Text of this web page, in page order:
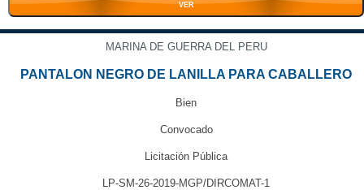
VER
MARINA DE GUERRA DEL PERU
PANTALON NEGRO DE LANILLA PARA CABALLERO
Bien
Convocado
Licitación Pública
LP-SM-26-2019-MGP/DIRCOMAT-1